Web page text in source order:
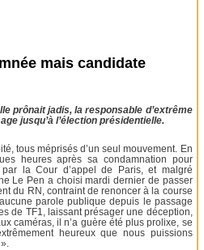
mais candidate
prônait jadis, la responsable d’extrême
jusqu’à l’élection présidentielle.
tous méprisés d’un seul mouvement. En
heures après sa condamnation pour
la Cour d’appel de Paris, et malgré
Le Pen a choisi mardi dernier de passer
du RN, contraint de renoncer à la course
parole publique depuis le passage
de TF1, laissant présager une déception,
caméras, il n’a guère été plus prolixe, se
heureux que nous puissions